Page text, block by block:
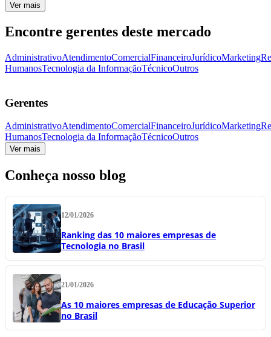
Ver mais
Encontre gerentes deste mercado
AdministrativoAtendimentoComercialFinanceiroJurídicoMarketing
HumanosTecnologia da InformaçãoTécnicoOutros
Gerentes
AdministrativoAtendimentoComercialFinanceiroJurídicoMarketing
HumanosTecnologia da InformaçãoTécnicoOutros
Ver mais
Conheça nosso blog
12/01/2026
Ranking das 10 maiores empresas de
Tecnologia no Brasil
21/01/2026
As 10 maiores empresas de Educação Superior
no Brasil